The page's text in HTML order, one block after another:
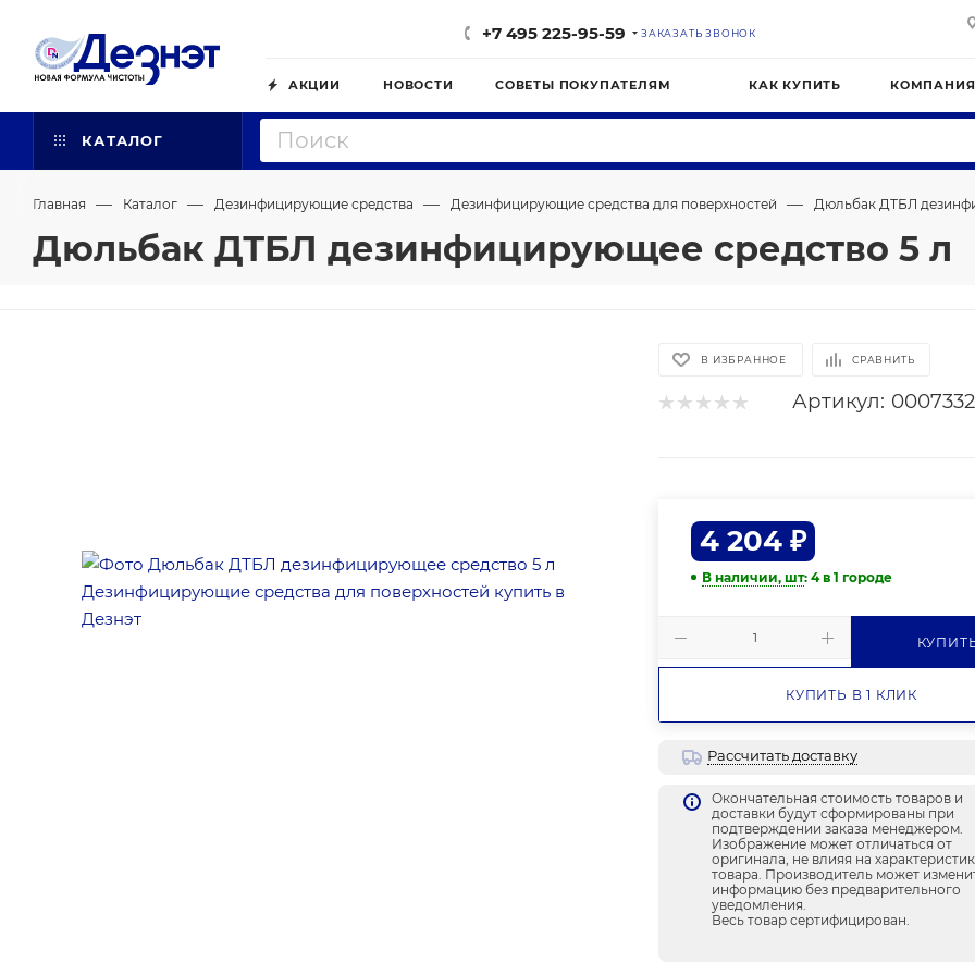
+7 495 225-95-59 ЗАКАЗАТЬ ЗВОНОК
АКЦИИ НОВОСТИ СОВЕТЫ ПОКУПАТЕЛЯМ КАК КУПИТЬ КОМПАНИЯ
КАТАЛОГ
Главная — Каталог — Дезинфицирующие средства — Дезинфицирующие средства для поверхностей — Дюльбак ДТБЛ
Дюльбак ДТБЛ дезинфицирующее средство 5 л
В ИЗБРАННОЕ СРАВНИТЬ
Артикул:
4 204 ₽
В наличии, шт: 4в 1 городе
КУПИТЬ В 1 КЛИК
Рассчитать доставку
Окончательная стоимость товаров и
доставки будут сформированы при
подтверждении заказа менеджером.
Изображение может отличаться от
оригинала, не влияя на
товара. Производитель может
информацию без предварительного
уведомления.
Весь товар сертифицирован.